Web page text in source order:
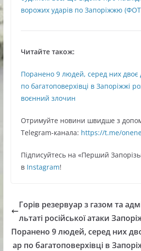
ворожих ударів по Запоріжжю
Читайте також:
Поранено 9 людей, серед них двоє
по багатоповерхівці в Запоріжжі
воєнний злочин
Oтримуйте нoвини швидше з
Telegram-кaнaлa: https://t.me/
Підписуйтесь нa «Перший
в Instagram!
Горів резервуар з газом та
льтаті російської атаки
Поранено 9 людей, серед них
ар по багатоповерхівці в